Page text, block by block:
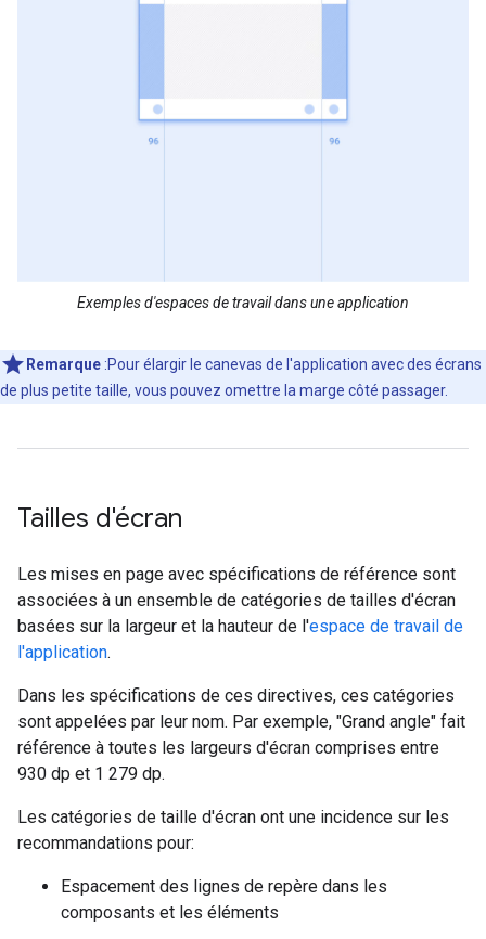
Exemples d'espaces de travail dans une application
Remarque :Pour élargir le canevas de l'application avec des écrans
de plus petite taille, vous pouvez omettre la marge côté passager.
Tailles d'écran
Les mises en page avec spécifications de référence sont
associées à un ensemble de catégories de tailles d'écran
basées sur la largeur et la hauteur de l'espace de travail de
l'application.
Dans les spécifications de ces directives, ces catégories
sont appelées par leur nom. Par exemple, "Grand angle" fait
référence à toutes les largeurs d'écran comprises entre
930 dp et 1 279 dp.
Les catégories de taille d'écran ont une incidence sur les
recommandations pour:
Espacement des lignes de repère dans les
composants et les éléments